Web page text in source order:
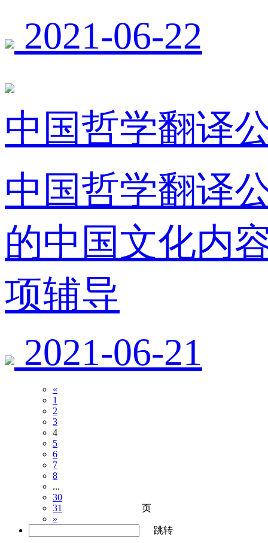
2021-06-22
中国哲学翻译
中国哲学翻译
的中国文化内
项辅导
2021-06-21
«
1
2
3
4
5
6
7
8
...
30
31
»
页
跳转